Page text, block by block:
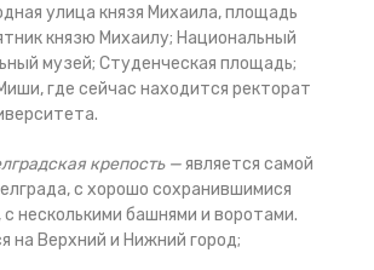
улица князя Михаила, площадь
князю Михаилу; Национальный
музей; Студенческая площадь;
где сейчас находится ректорат
крепость —является самой
с хорошо сохранившимися
несколькими башнями и воротами.
на Верхний и Нижний город;